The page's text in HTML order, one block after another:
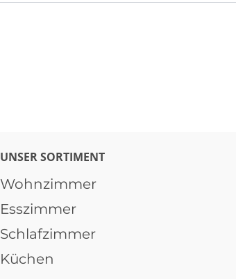
UNSER SORTIMENT
Wohnzimmer
Esszimmer
Schlafzimmer
Küchen